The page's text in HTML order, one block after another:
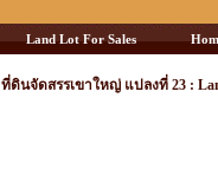
Land Lot For Sales
ที่ดินจัดสรรเขาใหญ่ แปลงที่ 23 :